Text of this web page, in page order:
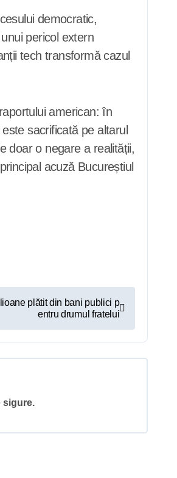
democratic,
pericol extern
tech transformă cazul
american: în
sacrificată pe altarul
doar o negare a realității,
acuză Bucureștiul
plătit din bani publici p
entru drumul fratelui
sigure.